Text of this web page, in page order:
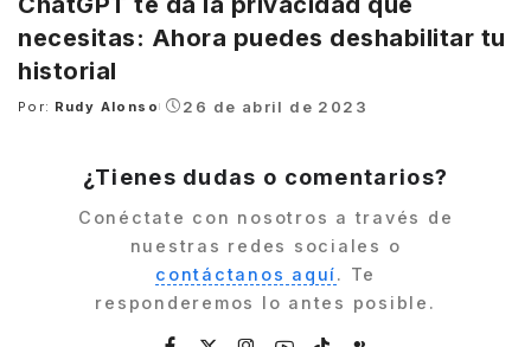
necesitas: Ahora puedes deshabilitar tu
historial
Posted
Por: Rudy Alonso 26 de abril de 2023
¿Tienes dudas o comentarios?
Conéctate con nosotros a través de
nuestras redes sociales o
contáctanos aquí. Te
responderemos lo antes posible.